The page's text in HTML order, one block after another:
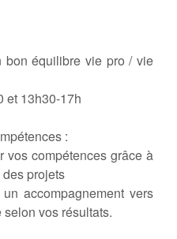
bon équilibre vie pro / vie
et 13h30-17h
:
vos compétences grâce à
projets
accompagnement vers
vos résultats.